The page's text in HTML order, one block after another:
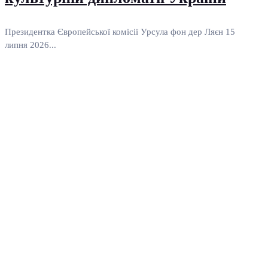
Президентка Європейської комісії Урсула фон дер Ляєн 15
липня 2026...